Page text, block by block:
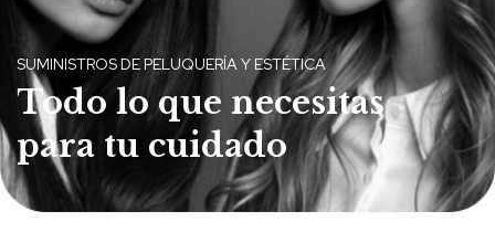
SUMINISTROS DE PELUQUERÍA Y ESTÉTICA
Todo lo que necesitas
para tu cuidado